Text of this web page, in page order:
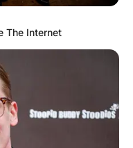
The Internet